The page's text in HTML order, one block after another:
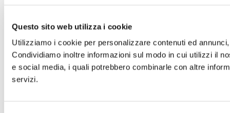
Questo sito web utilizza i cookie
Utilizziamo i cookie per personalizzare contenuti ed
Condividiamo inoltre informazioni sul modo in cui utilizzi il
e social media, i quali potrebbero combinarle con altre
servizi.